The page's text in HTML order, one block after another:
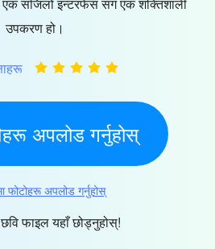
उपकरण हो।
अपलोड गर्नुहोस्
फोटोहरू अपलोड गर्नुहोस्
फाइल यहाँ छोड्नुहोस्!